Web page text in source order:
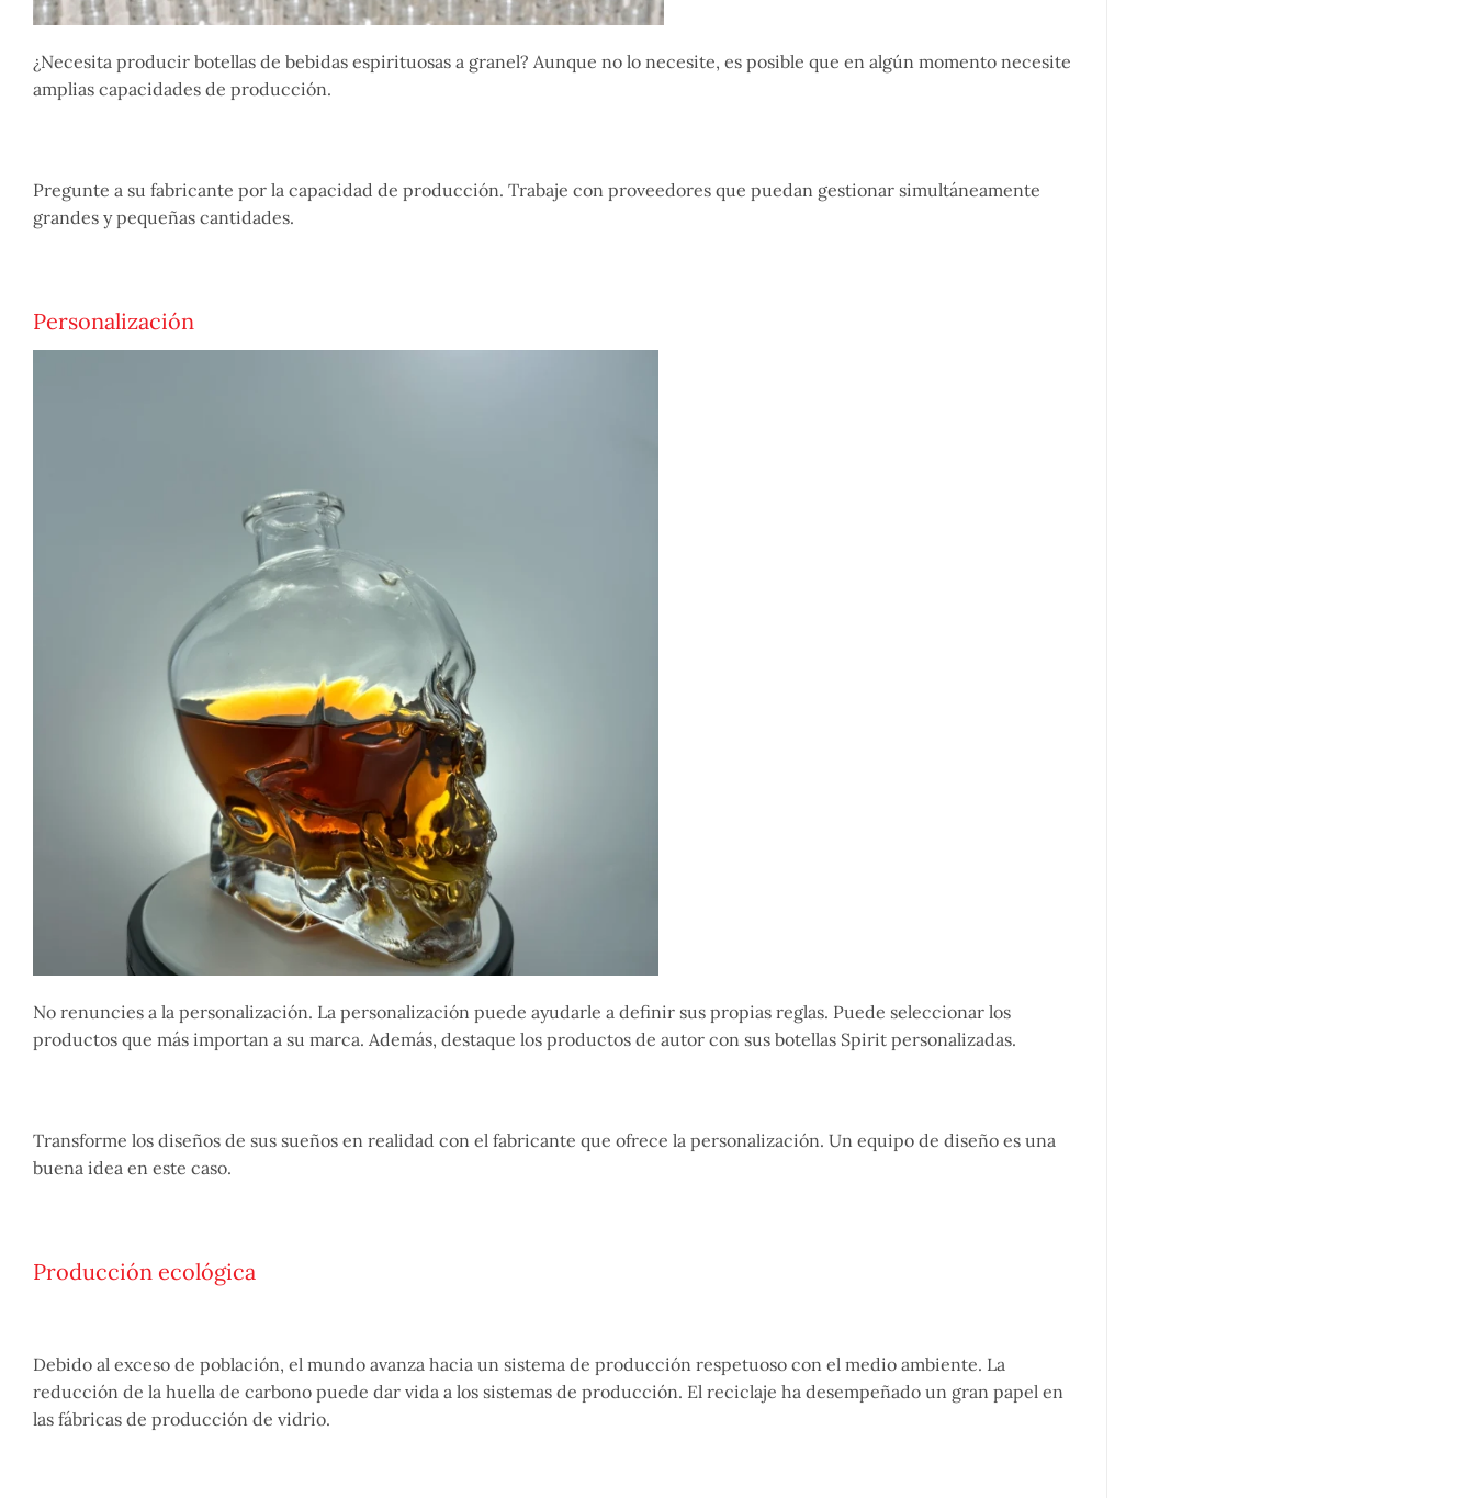
¿Necesita producir botellas de bebidas espirituosas a granel? Aunque no lo necesite, es posible que en algún momento necesite
amplias capacidades de producción.
Pregunte a su fabricante por la capacidad de producción. Trabaje con proveedores que puedan gestionar simultáneamente
grandes y pequeñas cantidades.
Personalización
No renuncies a la personalización. La personalización puede ayudarle a definir sus propias reglas. Puede seleccionar los
productos que más importan a su marca. Además, destaque los productos de autor con sus botellas Spirit personalizadas.
Transforme los diseños de sus sueños en realidad con el fabricante que ofrece la personalización. Un equipo de diseño es una
buena idea en este caso.
Producción ecológica
Debido al exceso de población, el mundo avanza hacia un sistema de producción respetuoso con el medio ambiente. La
reducción de la huella de carbono puede dar vida a los sistemas de producción. El reciclaje ha desempeñado un gran papel en
las fábricas de producción de vidrio.